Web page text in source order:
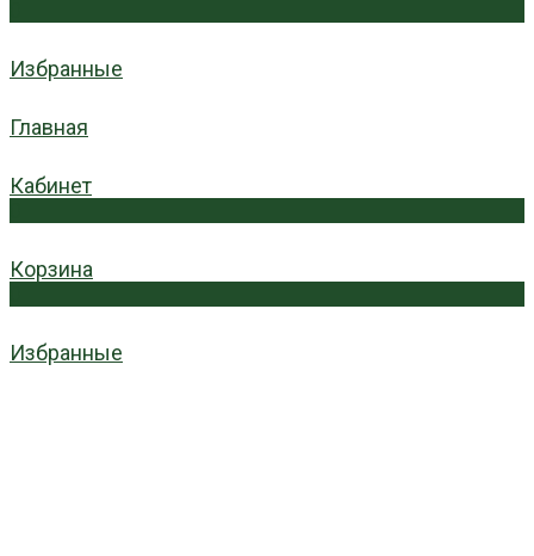
Избранные
Главная
Кабинет
Корзина
Избранные